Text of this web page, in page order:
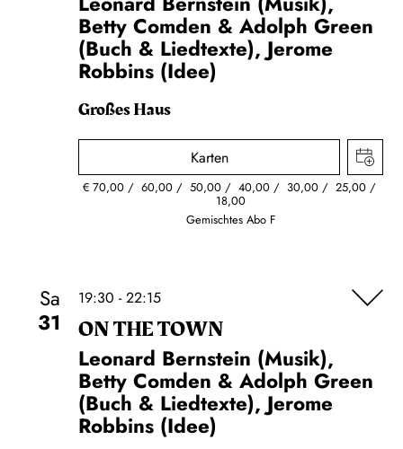
Betty Comden & Adolph Green
(Buch & Liedtexte), Jerome
Robbins (Idee)
Großes Haus
Karten
€ 70,00 60,00 50,00 40,00 30,00 25,00
18,00
Gemischtes Abo F
Sa
31
19:30 - 22:15
ON THE TOWN
Leonard Bernstein (Musik),
Betty Comden & Adolph Green
(Buch & Liedtexte), Jerome
Robbins (Idee)